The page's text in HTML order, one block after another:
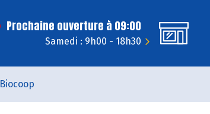
Prochaine ouverture à 09:00
Samedi : 9h00 - 18h30
Biocoop